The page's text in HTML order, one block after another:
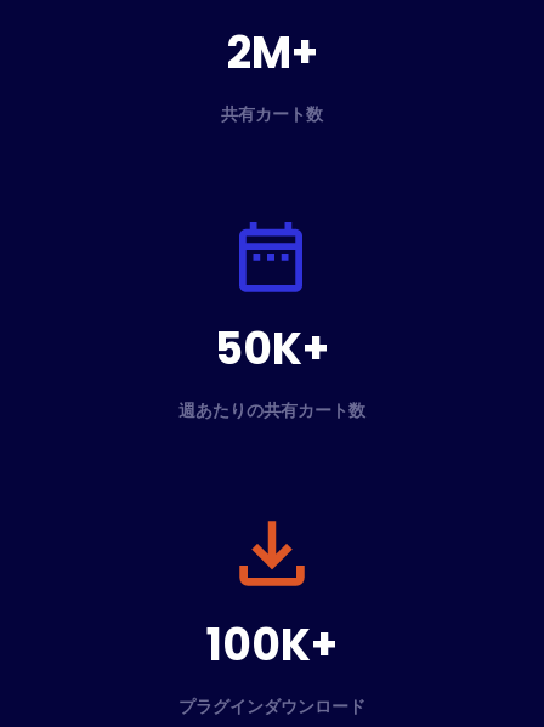
2M+
共有カート数
50K+
週あたりの共有カート数
100K+
プラグインダウンロード